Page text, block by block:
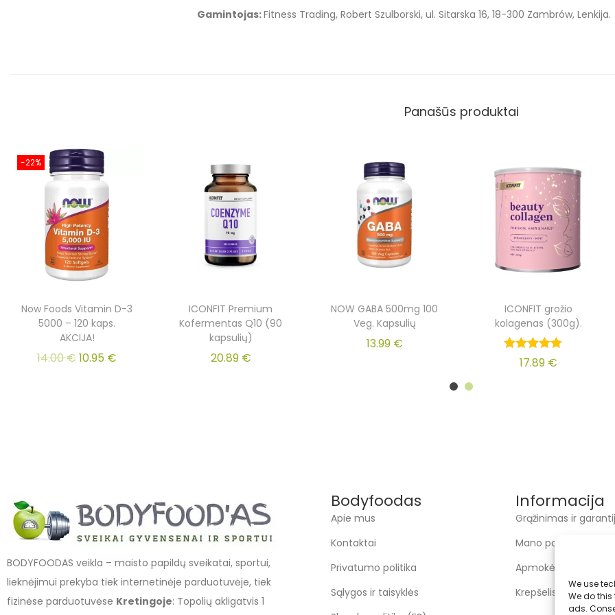
We use
We do
ads.
Gamintojas:Fitness Trading, Robert Szulborski, ul. Sitarska 16, 18-300 Zambrów, Lenkija.
Panašūs produktai
-22%
Now Foods Vitamin D-3
5000 – 120 kaps.
AKCIJA!
14.00€10.95 €
ICONFIT Premium
Kofermentas Q10 (90
kapsulių)
20.89 €
NOW GABA 500mg 100
Veg. Kapsulių
13.99 €
ICONFIT grožio
kolagenas (300g).
17.89 €
BODYFOODAS veikla – maisto papildų sveikatai, sportui,
lieknėjimui prekyba tiek internetinėje parduotuvėje, tiek
fizinėse parduotuvėse Kretingoje: Topolių akligatvis 1
Bodyfoodas
Apie mus
Kontaktai
Privatumo politika
Sąlygos ir taisyklės
Informacija
Grąžinimas ir
Mano paskyra
Apmokėjimas
Krepšelis